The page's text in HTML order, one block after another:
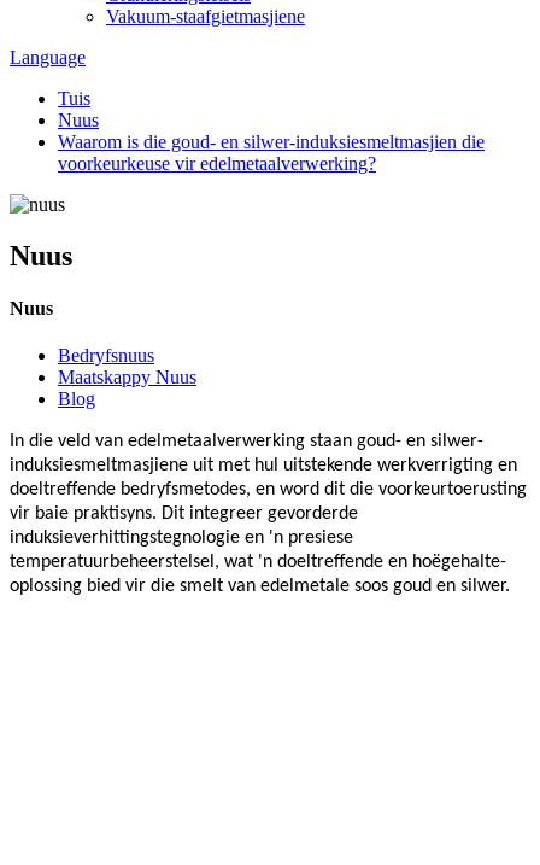
Vakuum-staafgietmasjiene
Language
Tuis
Nuus
Waarom is die goud- en silwer-induksiesmeltmasjien die
voorkeurkeuse vir edelmetaalverwerking?
Nuus
Nuus
Bedryfsnuus
Maatskappy Nuus
Blog
In die veld van edelmetaalverwerking staan ​​goud- en silwer-
induksiesmeltmasjiene uit met hul uitstekende werkverrigting en
doeltreffende bedryfsmetodes, en word dit die voorkeurtoerusting
vir baie praktisyns. Dit integreer gevorderde
induksieverhittingstegnologie en 'n presiese
temperatuurbeheerstelsel, wat 'n doeltreffende en hoëgehalte-
oplossing bied vir die smelt van edelmetale soos goud en silwer.